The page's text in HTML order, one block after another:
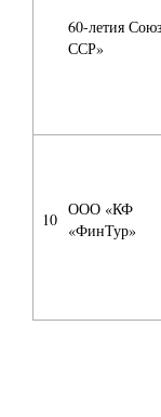
60-летия
ССР»
10
ООО «КФ
«ФинТур»